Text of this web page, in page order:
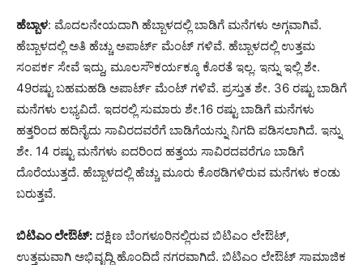
ಹೆಬ್ಬಾಳ: ಮೊದಲನೇಯದಾಗಿ ಹೆಬ್ಬಾಳದಲ್ಲಿ ಬಾಡಿಗೆ ಮನೆಗಳು ಅಗ್ಗವಾಗಿವೆ.
ಹೆಬ್ಬಾಳದಲ್ಲಿ ಅತಿ ಹೆಚ್ಚು ಅಪಾರ್ಟ್ ಮೆಂಟ್ ಗಳಿವೆ. ಹೆಬ್ಬಾಳದಲ್ಲಿ ಉತ್ತಮ
ಸಂಪರ್ಕ ಸೇವೆ ಇದ್ದು, ಮೂಲಸೌಕರ್ಯಕ್ಕೂ ಕೊರತೆ ಇಲ್ಲ. ಇನ್ನು ಇಲ್ಲಿ ಶೇ.
49ರಷ್ಟು ಬಹಮಹಡಿ ಅಪಾರ್ಟ್ ಮೆಂಟ್ ಗಳಿವೆ. ಪ್ರಸ್ತುತ ಶೇ. 36 ರಷ್ಟು ಬಾಡಿಗೆ
ಮನೆಗಳು ಲಭ್ಯವಿದೆ. ಇದರಲ್ಲಿ ಸುಮಾರು ಶೇ.16 ರಷ್ಟು ಬಾಡಿಗೆ ಮನೆಗಳು
ಹತ್ತರಿಂದ ಹದಿನೈದು ಸಾವಿರದವರೆಗೆ ಬಾಡಿಗೆಯನ್ನು ನಿಗದಿ ಪಡಿಸಲಾಗಿದೆ. ಇನ್ನು
ಶೇ. 14 ರಷ್ಟು ಮನೆಗಳು ಐದರಿಂದ ಹತ್ತಯ ಸಾವಿರದವರೆಗೂ ಬಾಡಿಗೆ
ದೊರೆಯುತ್ತದೆ. ಹೆಬ್ಬಾಳದಲ್ಲಿ ಹೆಚ್ಚು ಮೂರು ಕೊಠಡಿಗಳಿರುವ ಮನೆಗಳು ಕಂಡು
ಬರುತ್ತವೆ.
ಬಿಟಿಎಂ ಲೇಔಟ್: ದಕ್ಷಿಣ ಬೆಂಗಳೂರಿನಲ್ಲಿರುವ ಬಿಟಿಎಂ ಲೇಔಟ್,
ಉತ್ತಮವಾಗಿ ಅಭಿವೃದ್ಧಿ ಹೊಂದಿದೆ ನಗರವಾಗಿದೆ. ಬಿಟಿಎಂ ಲೇಔಟ್ ಸಾಮಾಜಿಕ